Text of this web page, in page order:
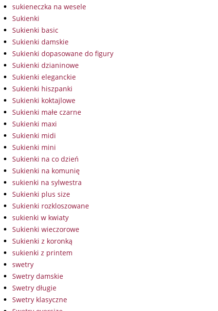
sukieneczka na wesele
Sukienki
Sukienki basic
Sukienki damskie
Sukienki dopasowane do figury
Sukienki dzianinowe
Sukienki eleganckie
Sukienki hiszpanki
Sukienki koktajlowe
Sukienki małe czarne
Sukienki maxi
Sukienki midi
Sukienki mini
Sukienki na co dzień
Sukienki na komunię
sukienki na sylwestra
Sukienki plus size
Sukienki rozkloszowane
sukienki w kwiaty
Sukienki wieczorowe
Sukienki z koronką
sukienki z printem
swetry
Swetry damskie
Swetry długie
Swetry klasyczne